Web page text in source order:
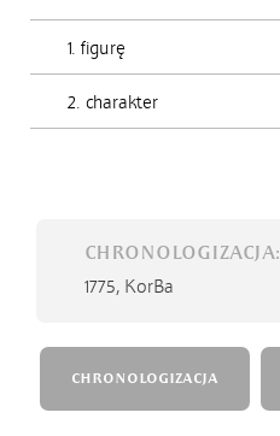
1. figurę
2. charakter
CHRONOLOGIZACJA:
1775, KorBa
CHRONOLOGIZACJA